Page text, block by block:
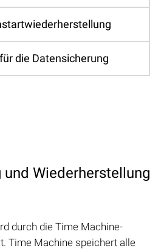
die Datensicherung
und Wiederherstellung
durch die Time Machine-
Time Machine speichert alle